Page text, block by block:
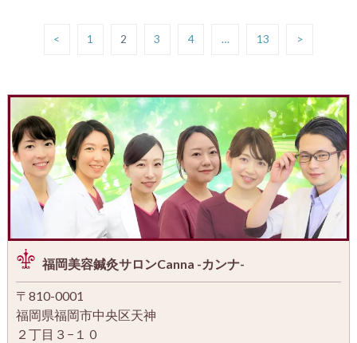
< 1 2 3 4 … 13 >
福岡美容鍼灸サロンCanna -カンナ-
〒810-0001
福岡県福岡市中央区天神
２丁目３−１０